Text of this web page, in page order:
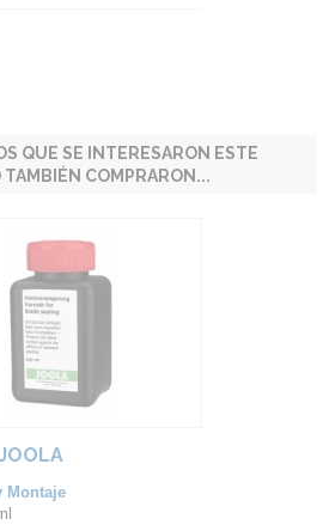
QUE SE INTERESARON ESTE
COMPRARON...
Montaje